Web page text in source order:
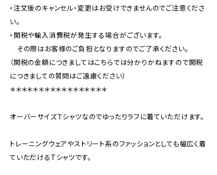
・注文後のキャンセル・変更はお受けできませんのでご注意くださ
い。
・関税や輸入消費税が発生する場合がございます。
その際はお客様のご負担となりますのでご了承ください。
（関税の金額につきましてはこちらでは分かりかねますので関税
につきましての質問はご遠慮ください）
＊＊＊＊＊＊＊＊＊＊＊＊＊＊＊＊＊
オーバーサイズＴシャツなのでゆったりラフに着ていただけます。
トレーニングウェアやストリート系のファッションとしても幅広く着
ていただけるTシャツです。